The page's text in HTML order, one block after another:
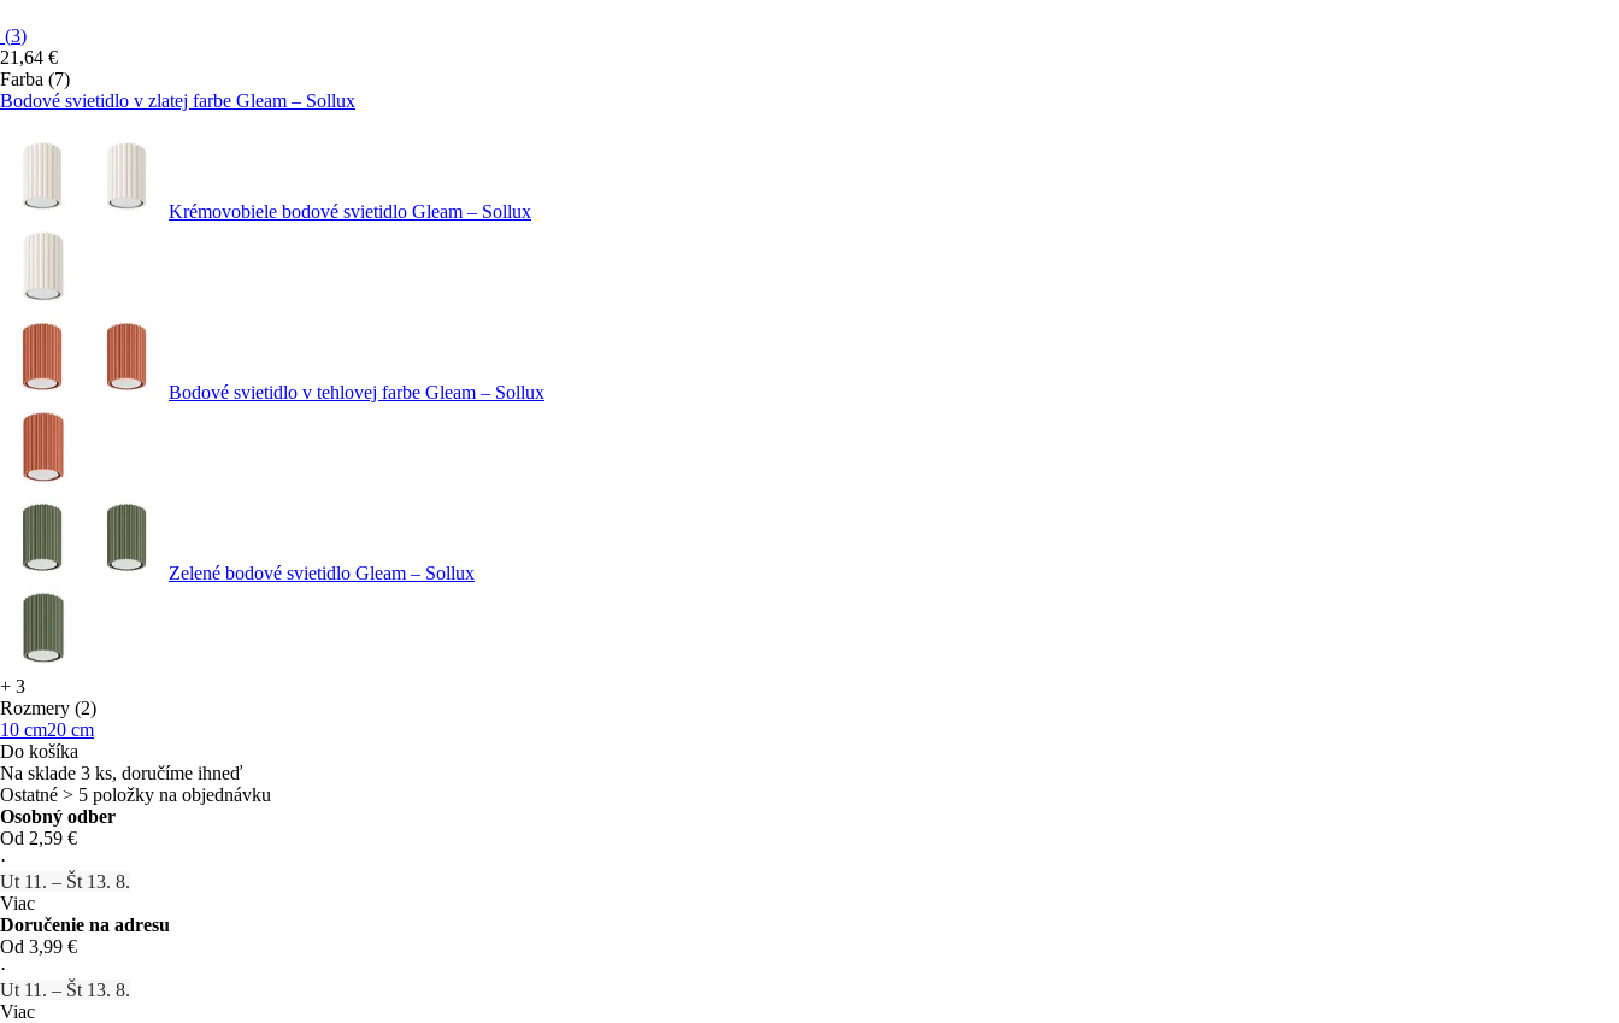
(3)
21,64 €
Farba (7)
Bodové svietidlo v zlatej farbe Gleam – Sollux
Krémovobiele bodové svietidlo Gleam – Sollux
Bodové svietidlo v tehlovej farbe Gleam – Sollux
Zelené bodové svietidlo Gleam – Sollux
+ 3
Rozmery (2)
10 cm20 cm
Do košíka
Na sklade 3 ks, doručíme ihneď
Ostatné > 5 položky na objednávku
Osobný odber
Od 2,59 €
·
Ut 11. – Št 13. 8.
Viac
Doručenie na adresu
Od 3,99 €
·
Ut 11. – Št 13. 8.
Viac